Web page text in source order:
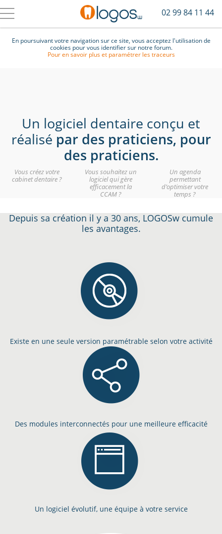
En poursuivant votre navigation sur ce site, vous acceptez l'utilisation de
cookies pour vous identifier sur notre forum.
Pour en savoir plus et paramétrer les traceurs
02 99 84 11 44
Un logiciel dentaire conçu et
réalisé par des praticiens, pour
des praticiens.
Vous créez votre
cabinet dentaire ?
Vous souhaitez un
logiciel qui gère
efficacement la
CCAM ?
Un agenda
permettant
d’optimiser votre
temps ?
Depuis sa création il y a 30 ans, LOGOSw cumule
les avantages.
Existe en une seule version paramétrable selon votre activité
Des modules interconnectés pour une meilleure efficacité
Un logiciel évolutif, une équipe à votre service